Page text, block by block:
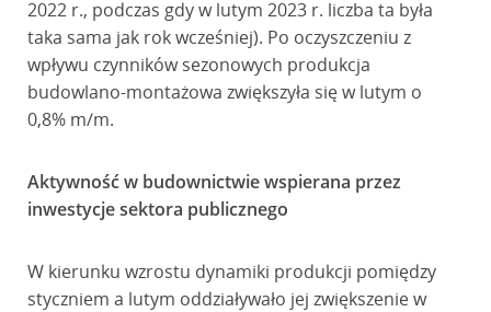
2022 r., podczas gdy w lutym 2023 r. liczba ta była
taka sama jak rok wcześniej). Po oczyszczeniu z
wpływu czynników sezonowych produkcja
budowlano-montażowa zwiększyła się w lutym o
0,8% m/m.
Aktywność w budownictwie wspierana przez
inwestycje sektora publicznego
W kierunku wzrostu dynamiki produkcji pomiędzy
styczniem a lutym oddziaływało jej zwiększenie w